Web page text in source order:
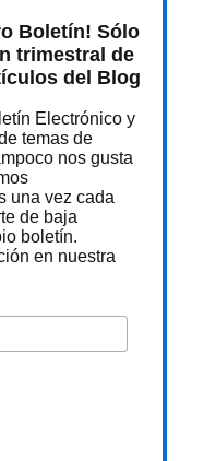
Boletín! Sólo
trimestral de
del Blog
Electrónico y
temas de
nos gusta
una vez cada
de baja
boletín.
en nuestra